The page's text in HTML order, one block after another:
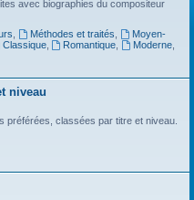
avec biographies du compositeur
Méthodes et traités
Moyen-
Classique, Romantique Moderne
niveau
préférées, classées par titre et niveau.